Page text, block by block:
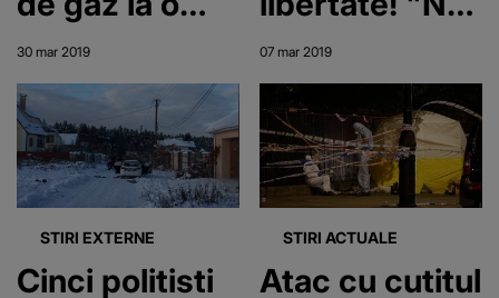
uzină
30 mar 2019
e drept. Mi-a
omorât
mama!" -
Decizia
instanței a
înfuriat un
oraș întreg!
07 mar 2019
STIRI EXTERNE
Cinci politisti
STIRI ACTUALE
Atac cu cutitul